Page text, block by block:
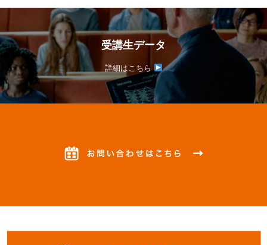
受講生データ
詳細はこちら